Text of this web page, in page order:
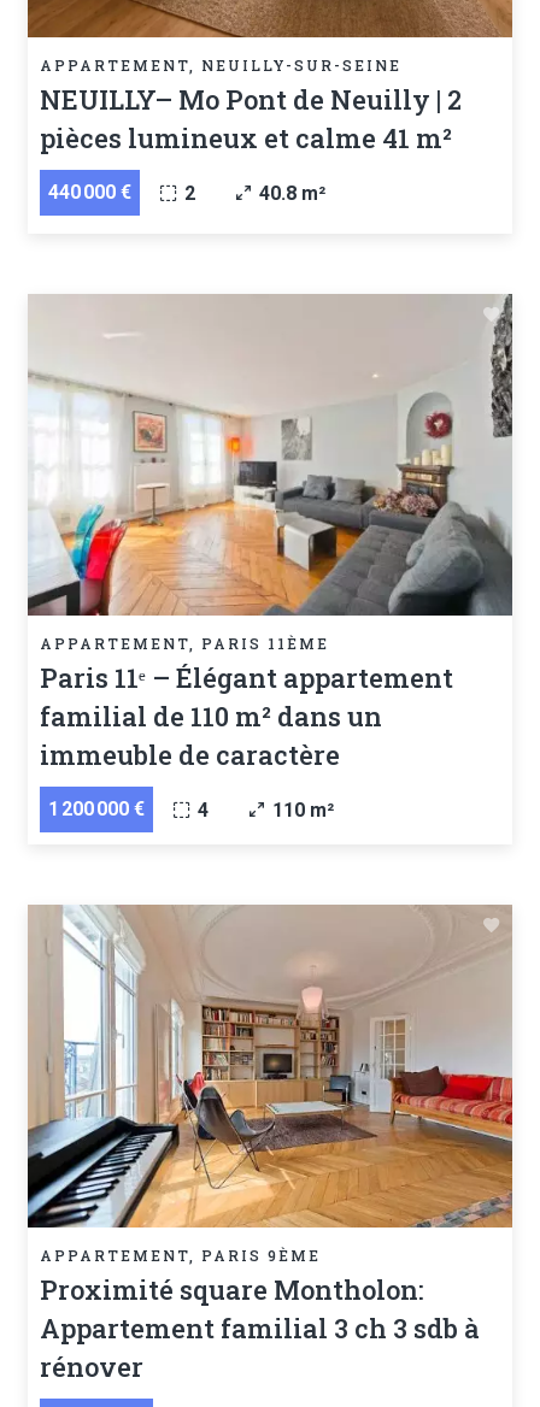
APPARTEMENT, NEUILLY-SUR-SEINE
NEUILLY– Mo Pont de Neuilly | 2
pièces lumineux et calme 41 m²
440 000 € 2 40.8 m²
APPARTEMENT, PARIS 11ÈME
Paris 11ᵉ – Élégant appartement
familial de 110 m² dans un
immeuble de caractère
1 200 000 € 4 110 m²
APPARTEMENT, PARIS 9ÈME
Proximité square Montholon:
Appartement familial 3 ch 3 sdb à
rénover